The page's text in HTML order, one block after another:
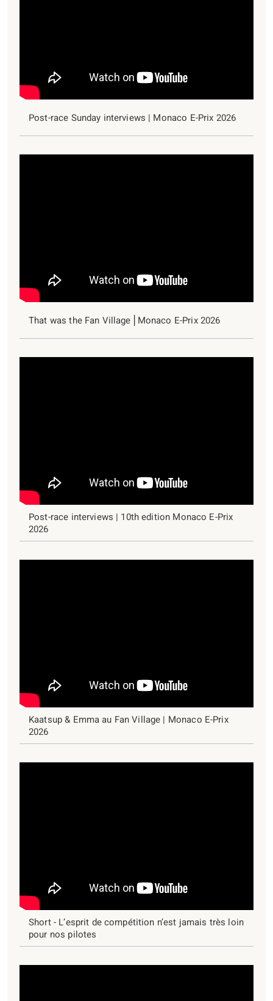
Post-race Sunday interviews | Monaco E-Prix 2026
That was the Fan Village⎪Monaco E-Prix 2026
Post-race interviews | 10th edition Monaco E-Prix
2026
Kaatsup & Emma au Fan Village | Monaco E-Prix
2026
Short - L’esprit de compétition n’est jamais très loin
pour nos pilotes